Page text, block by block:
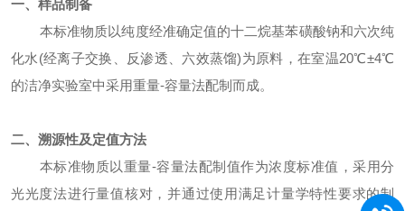
一、样品制备
本标准物质以纯度经准确定值的十二烷基苯磺酸钠和六次纯
化水 (经离子交换、反渗透、六效蒸馏)为原料，在室温20℃±4℃
的洁净实验室中采用重量-容量法配制而成。
二、溯源性及定值方法
本标准物质以重量-容量法配制值作为浓度标准值，采用分
光光度法进行量值核对，并通过使用满足计量学特性要求的制